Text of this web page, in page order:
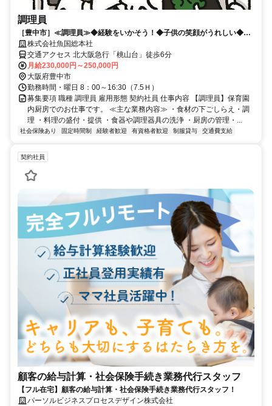
調理員
［豊中市］≪調理員≫◆経験をいかそう！◆子供の笑顔がうれしい◆安
定収入◆
株式会社魚国総本社
交通アクセス 北大阪急行「桃山台」徒歩6分
月給230,000円～250,000円
大阪府豊中市
勤務時間・曜日 8：00～16:30（7.5Ｈ）
募集要項 職種 調理員 雇用形態 契約社員 仕事内容 【調理員】保育園
内厨房でのお仕事です。 ≪主な業務内容≫ ・食材の下ごしらえ・調
理 ・料理の盛付・提供 ・食器や調理器具の洗浄 ・厨房の管理・...
社会保険あり 固定時間制 経験者歓迎 有資格者歓迎 制服貸与 交通費支給
契約社員
顧客の給与計算・社会保険手続き業務代行スタッフ
【フル在宅】顧客の給与計算・社会保険手続き業務代行スタッフ！
パーソルビジネスプロセスデザイン株式会社